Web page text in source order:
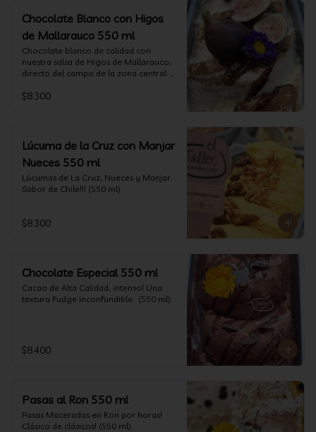
Chocolate Blanco con Higos
de Mallarauco 550 ml
Chocolate blanco de calidad con
nuestra salsa de Higos de Mallarauco,
directo del campo de la zona central.
$8.300
Lúcuma de la Cruz con Manjar
Nueces 550 ml
Lúcumas de La Cruz, Nueces y Manjar.
Sabor de Chile!!! (550 ml)
$8.300
Chocolate Especial 550 ml
Cacao de Alta Calidad, intenso! Una
textura Fudge inconfundible.  (550 ml)
$8.400
Pasas al Ron 550 ml
Pasas Maceradas en Ron por horas!
Clásico de clásicos! (550 ml)